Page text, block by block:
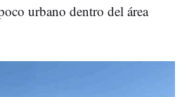
urbano dentro del área